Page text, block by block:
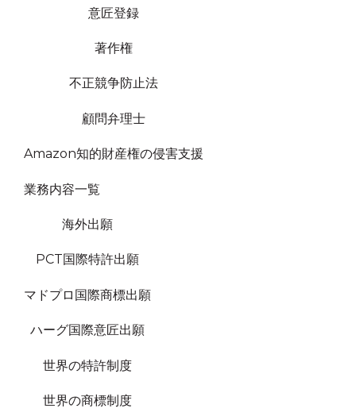
意匠登録
著作権
不正競争防止法
顧問弁理士
Amazon知的財産権の侵害支援
業務内容一覧
海外出願
PCT国際特許出願
マドプロ国際商標出願
ハーグ国際意匠出願
世界の特許制度
世界の商標制度